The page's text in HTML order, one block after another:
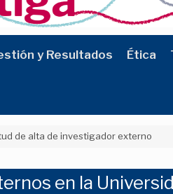
y Resultados Ética
de alta de investigador externo
en la